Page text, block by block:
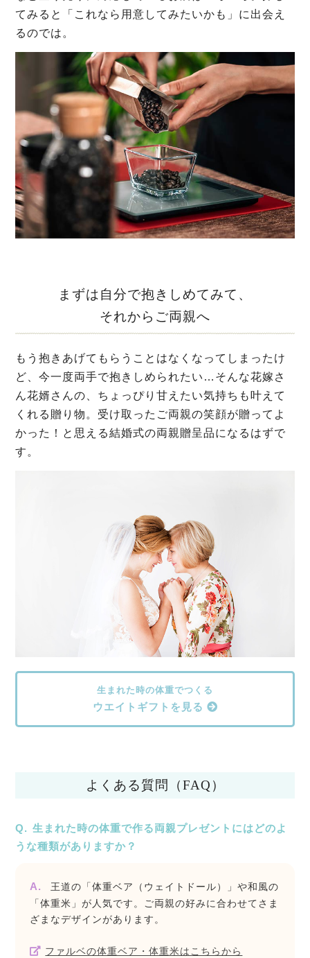
てみると「これなら用意してみたいかも」に出会え
るのでは。
まずは自分で抱きしめてみて、
それからご両親へ
もう抱きあげてもらうことはなくなってしまったけ
ど、今一度両手で抱きしめられたい…そんな花嫁さ
ん花婿さんの、ちょっぴり甘えたい気持ちも叶えて
くれる贈り物。受け取ったご両親の笑顔が贈ってよ
かった！と思える結婚式の両親贈呈品になるはずで
す。
生まれた時の体重でつくる
ウエイトギフトを見る
よくある質問（FAQ）
生まれた時の体重で作る両親プレゼントにはどのよ
うな種類がありますか？
王道の「体重ベア（ウェイトドール）」や和風の
「体重米」が人気です。ご両親の好みに合わせてさま
ざまなデザインがあります。
ファルベの体重ベア・体重米はこちらから